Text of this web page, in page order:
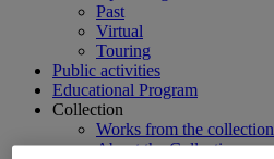
Past
Virtual
Touring
Public activities
Educational Program
Collection
Works from the collection
About the Collection